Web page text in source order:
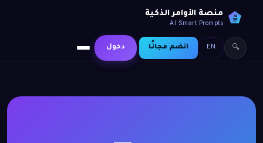
AI
SP
منصة الأوامر الذكية
AI Smart Prompts
🔍
EN انضم مجانًا دخول